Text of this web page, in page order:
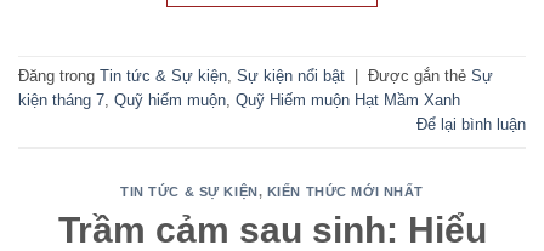
Đăng trong Tin tức & Sự kiện, Sự kiện nổi bật Được gắn thẻ Sự
kiện tháng 7, Quỹ hiếm muộn, Quỹ Hiếm muộn Hạt Mầm Xanh
Để lại bình luận
TIN TỨC & SỰ KIỆN, KIẾN THỨC MỚI NHẤT
Trầm cảm sau sinh: Hiểu